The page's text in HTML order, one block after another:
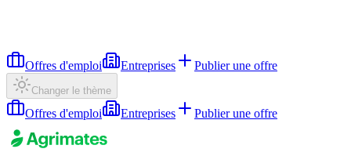
Offres d'emploi Entreprises Publier une offre
Changer le thème
Offres d'emploi Entreprises Publier une offre